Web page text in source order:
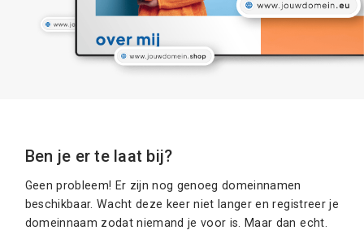
Ben je er te laat bij?
Geen probleem! Er zijn nog genoeg domeinnamen
beschikbaar. Wacht deze keer niet langer en registreer je
domeinnaam zodat niemand je voor is. Maar dan echt.